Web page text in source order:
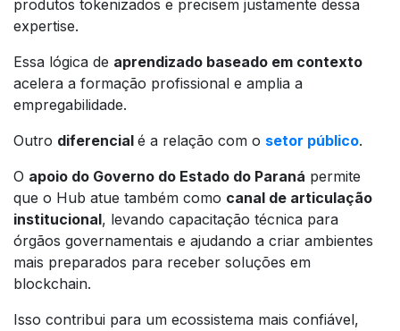
produtos tokenizados e precisem justamente dessa
expertise.
Essa lógica de aprendizado baseado em contexto
acelera a formação profissional e amplia a
empregabilidade.
Outro diferencial é a relação com o setor público.
O apoio do Governo do Estado do Paraná permite
que o Hub atue também como canal de articulação
institucional, levando capacitação técnica para
órgãos governamentais e ajudando a criar ambientes
mais preparados para receber soluções em
blockchain.
Isso contribui para um ecossistema mais confiável,